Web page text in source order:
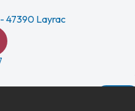
- 47390 Layrac